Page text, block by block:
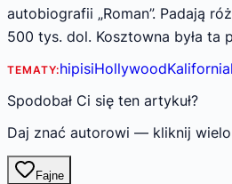
autobiografii „Roman”. Padają
500 tys. dol. Kosztowna była ta
TEMATY:hipisiHollywoodKalifornia
Spodobał Ci się ten artykuł?
Daj znać autorowi — kliknij
Fajne